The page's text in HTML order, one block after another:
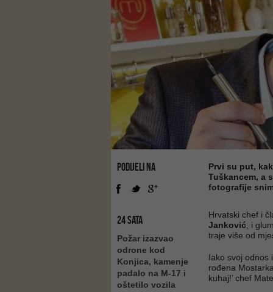
PODIJELI NA
24 SATA
Požar izazvao
odrone kod
Konjica, kamenje
padalo na M-17 i
oštetilo vozila
Prvi su put,
Tuškancem, a
fotografije
Hrvatski chef i
Janković , i
traje više od
Iako svoj odnos
rođena
kuhaj!’ chef